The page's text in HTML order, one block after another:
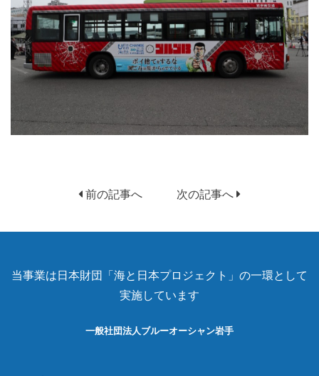
前の記事へ 次の記事へ
当事業は日本財団「海と日本プロジェクト」の一環として
実施しています
一般社団法人ブルーオーシャン岩手